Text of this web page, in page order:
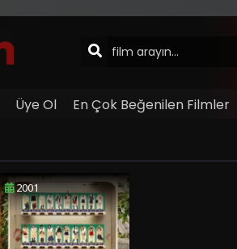
Üye Ol En Çok Beğenilen Filmler
2001